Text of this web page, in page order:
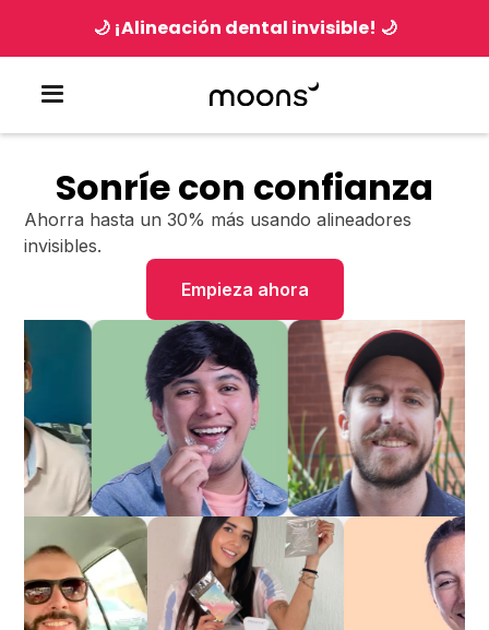
🌙 ¡Alineación dental invisible! 🌙
Sonríe con confianza
Ahorra hasta un 30% más usando alineadores
invisibles.
Empieza ahora